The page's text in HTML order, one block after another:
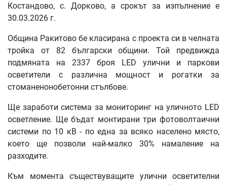
Костандово, с. Дорково, а срокът за изпълнение е
30.03.2026 г.
Община Ракитово бе класирана с проекта си в челната
тройка от 82 български общини. Той предвижда
подмяната на 2337 броя LED улични и паркови
осветители с различна мощност и рогатки за
стоманенонобетонни стълбове.
Ще заработи система за мониторинг на уличното LED
осветление. Ще бъдат монтирани три фотоволтаични
системи по 10 кВ - по една за всяко населено място,
което ще позволи най-малко 30% намаление на
разходите.
Към момента съществуващите улични осветителни